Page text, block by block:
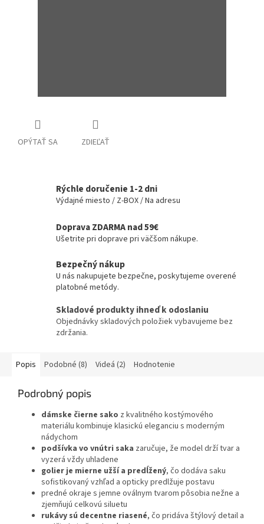
OPÝTAŤ SA ZDIEĽAŤ
Rýchle doručenie 1-2 dni
Výdajné miesto / Z-BOX / Na adresu
Doprava ZDARMA nad 59€
Ušetrite pri doprave pri väčšom nákupe.
Bezpečný nákup
U nás nakupujete bezpečne, poskytujeme overené
platobné metódy.
Skladové produkty ihneď k odoslaniu
Objednávky skladových položiek vybavujeme bez
zdržania.
Popis Podobné (8) Videá (2) Hodnotenie
Podrobný popis
dámske čierne sako z kvalitného kostýmového
materiálu kombinuje klasickú eleganciu s moderným
nádychom
podšívka vo vnútri saka zaručuje, že model drží tvar a
vyzerá vždy uhladene
golier je mierne užší a predĺžený, čo dodáva saku
sofistikovaný vzhľad a opticky predlžuje postavu
predné okraje s jemne oválnym tvarom pôsobia nežne a
zjemňujú celkovú siluetu
rukávy sú decentne riasené, čo pridáva štýlový detail a